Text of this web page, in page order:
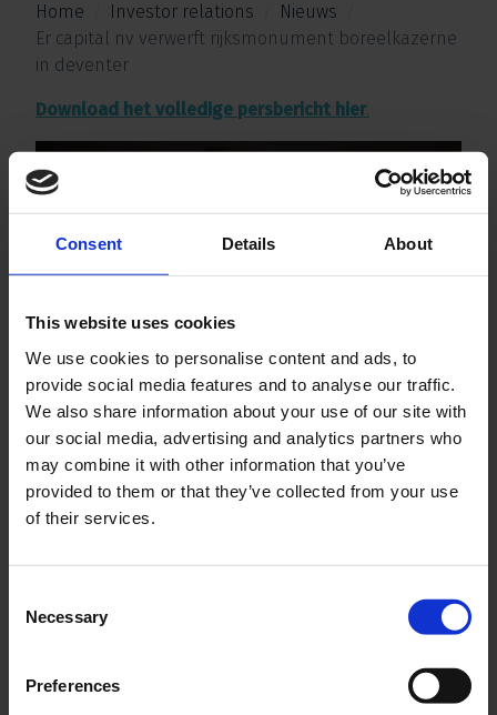
Consent Details About
This website uses cookies
We use cookies to personalise content and ads, to
provide social media features and to analyse our traffic.
We also share information about your use of our site with
our social media, advertising and analytics partners who
may combine it with other information that you’ve
provided to them or that they’ve collected from your use
of their services.
Selection
Necessary
Preferences
Home Investor relations
Nieuws
Er capital nv verwerft rijksmonument boreelkazerne
in deventer
Download het volledige persbericht hier.
MEER WETEN?
Bel of mail voor een afspraak
ER Capital N.V.
→